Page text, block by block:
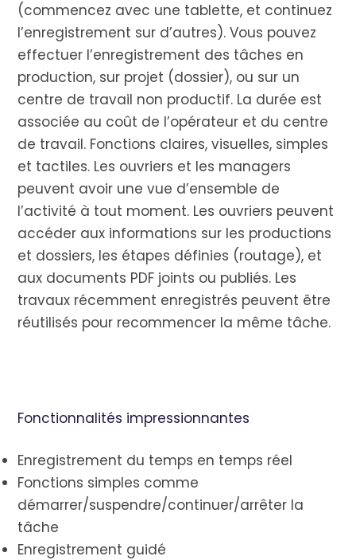
(commencez avec une tablette, et continuez
l’enregistrement sur d’autres). Vous pouvez
effectuer l’enregistrement des tâches en
production, sur projet (dossier), ou sur un
centre de travail non productif. La durée est
associée au coût de l’opérateur et du centre
de travail. Fonctions claires, visuelles, simples
et tactiles. Les ouvriers et les managers
peuvent avoir une vue d’ensemble de
l’activité à tout moment. Les ouvriers peuvent
accéder aux informations sur les productions
et dossiers, les étapes définies (routage), et
aux documents PDF joints ou publiés. Les
travaux récemment enregistrés peuvent être
réutilisés pour recommencer la même tâche.
Fonctionnalités impressionnantes
Enregistrement du temps en temps réel
Fonctions simples comme
démarrer/suspendre/continuer/arrêter la
tâche
Enregistrement guidé